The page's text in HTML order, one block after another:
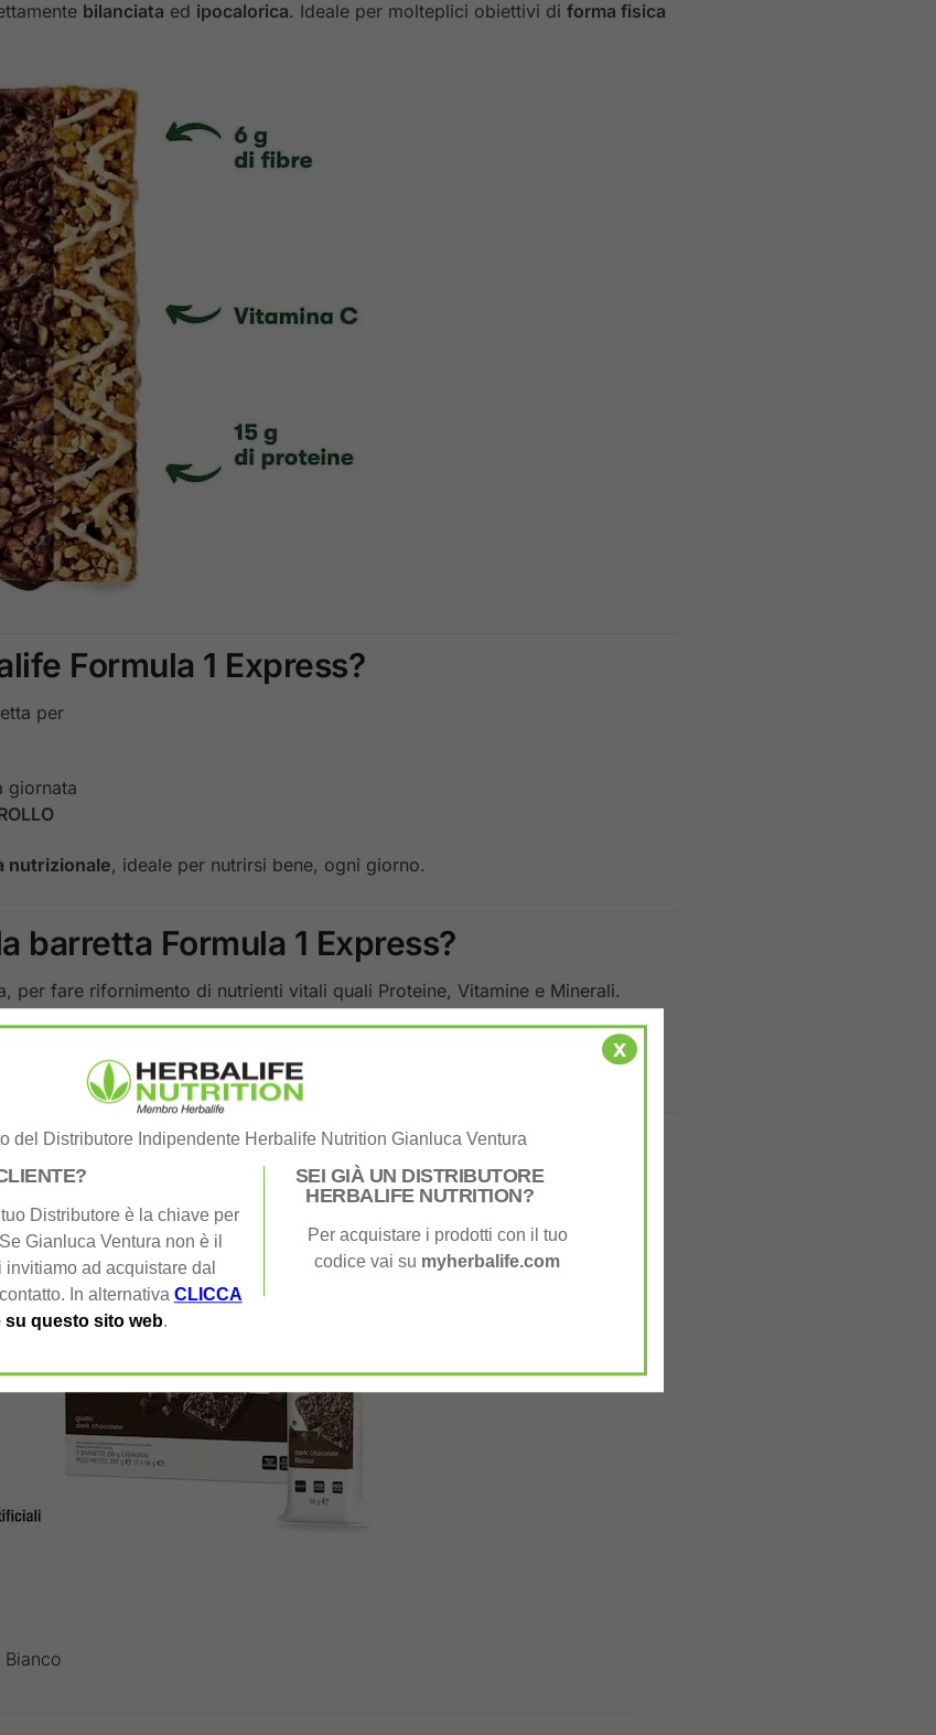
x
del Distributore Indipendente Herbalife Nutrition Gianluca Ventura
Distributore è la chiave per
Gianluca Ventura non è il
ad acquistare dal
In alternativa CLICCA
su questo sito web.
SEI GIÀ UN DISTRIBUTORE
HERBALIFE NUTRITION?
Per acquistare i prodotti con il tuo
codice vai su myherbalife.com
bilanciata ed ipocalorica. Ideale per molteplici obiettivi di forma fisica
Formula 1 Express?
per
giornata
nutrizionale, ideale per nutrirsi bene, ogni giorno.
barretta Formula 1 Express?
per fare rifornimento di nutrienti vitali quali Proteine, Vitamine e Minerali.
mantenere attivo il